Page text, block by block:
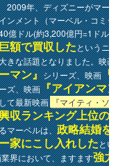
2009年、ディズニーがマー
ンメント（マーベル・コミ
億ドル(約3,200億円=1ドル
額で買収したというニ
きな話題となりました。映画
マン』シリーズ、映画『
ズ、映画『アイアンマ
て最新映画 『マイティ・ソ
収ランキング上位の
マーベルは、政略結婚
家にこし入れしたと
界において、ますます強